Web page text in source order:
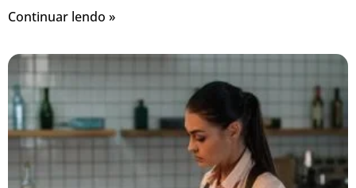
Continuar lendo »